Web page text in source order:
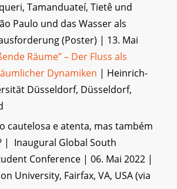
Tamanduateí, Tietê und
Paulo und das Wasser als
(Poster) | 13. Mai
Räume” – Der Fluss als
Dynamiken | Heinrich-
Düsseldorf, Düsseldorf,
cautelosa e atenta, mas também
| Inaugural Global South
Conference | 06. Mai 2022 |
University, Fairfax, VA, USA (via